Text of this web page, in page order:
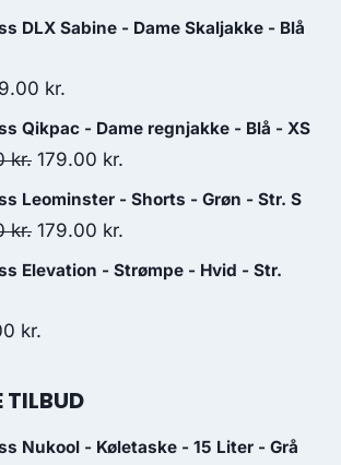
price
7,199.00 kr..
price
DLX Sabine - Dame Skaljakke - Blå
kr.
price
is:
Qikpac - Dame regnjakke - Blå - XS
kr. Original
price
was:
179.00 kr.
price
Leominster - Shorts - Grøn - Str. S
kr. Original
price
299.00 kr..
179.00 kr.
price
Elevation - Strømpe - Hvid - Str.
kr.
is:
Nukool - Køletaske - 15 Liter - Grå